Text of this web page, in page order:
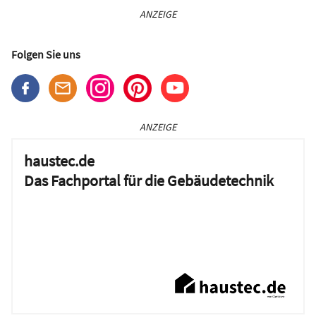
ANZEIGE
Folgen Sie uns
ANZEIGE
haustec.de
Das Fachportal für die Gebäudetechnik